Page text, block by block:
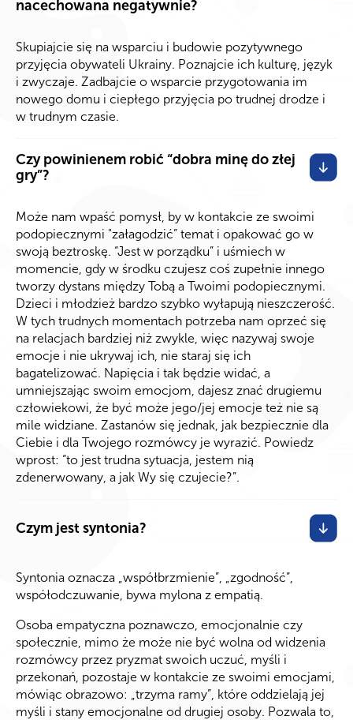
nacechowana negatywnie?
Skupiajcie się na wsparciu i budowie pozytywnego
przyjęcia obywateli Ukrainy. Poznajcie ich kulturę, język
i zwyczaje. Zadbajcie o wsparcie przygotowania im
nowego domu i ciepłego przyjęcia po trudnej drodze i
w trudnym czasie.
Czy powinienem robić “dobra minę do złej
gry”?
Może nam wpaść pomysł, by w kontakcie ze swoimi
podopiecznymi "załagodzić” temat i opakować go w
swoją beztroskę. “Jest w porządku” i uśmiech w
momencie, gdy w środku czujesz coś zupełnie innego
tworzy dystans między Tobą a Twoimi podopiecznymi.
Dzieci i młodzież bardzo szybko wyłapują nieszczerość.
W tych trudnych momentach potrzeba nam oprzeć się
na relacjach bardziej niż zwykle, więc nazywaj swoje
emocje i nie ukrywaj ich, nie staraj się ich
bagatelizować. Napięcia i tak będzie widać, a
umniejszając swoim emocjom, dajesz znać drugiemu
człowiekowi, że być może jego/jej emocje też nie są
mile widziane. Zastanów się jednak, jak bezpiecznie dla
Ciebie i dla Twojego rozmówcy je wyrazić. Powiedz
wprost: “to jest trudna sytuacja, jestem nią
zdenerwowany, a jak Wy się czujecie?”.
Czym jest syntonia?
Syntonia oznacza „współbrzmienie”, „zgodność”,
współodczuwanie, bywa mylona z empatią.
Osoba empatyczna poznawczo, emocjonalnie czy
społecznie, mimo że może nie być wolna od widzenia
rozmówcy przez pryzmat swoich uczuć, myśli i
przekonań, pozostaje w kontakcie ze swoimi emocjami,
mówiąc obrazowo: „trzyma ramy”, które oddzielają jej
myśli i stany emocjonalne od drugiej osoby. Pozwala to,